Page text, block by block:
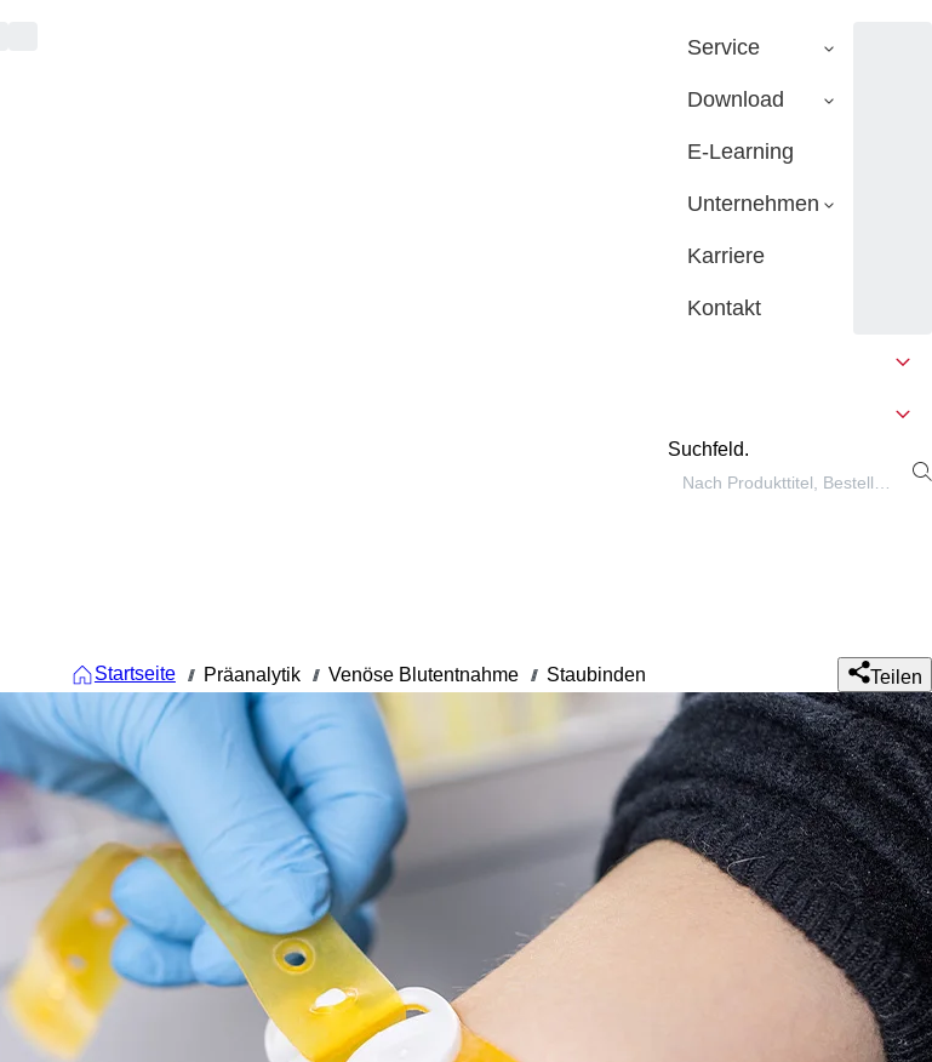
Service
Download
E-Learning
Unternehmen
Karriere
Kontakt
Suchfeld.
Startseite /// Präanalytik /// Venöse Blutentnahme /// Staubinden Teilen